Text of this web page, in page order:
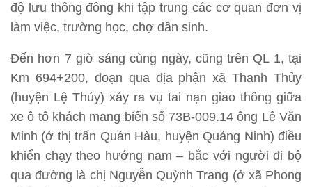
độ lưu thông đông khi tập trung các cơ quan đơn vị
làm việc, trường học, chợ dân sinh.
Đến hơn 7 giờ sáng cùng ngày, cũng trên QL 1, tại
Km 694+200, đoạn qua địa phận xã Thanh Thủy
(huyện Lệ Thủy) xảy ra vụ tai nạn giao thông giữa
xe ô tô khách mang biển số 73B-009.14 ông Lê Văn
Minh (ở thị trấn Quán Hàu, huyện Quảng Ninh) điều
khiển chạy theo hướng nam – bắc với người đi bộ
qua đường là chị Nguyễn Quỳnh Trang (ở xã Phong